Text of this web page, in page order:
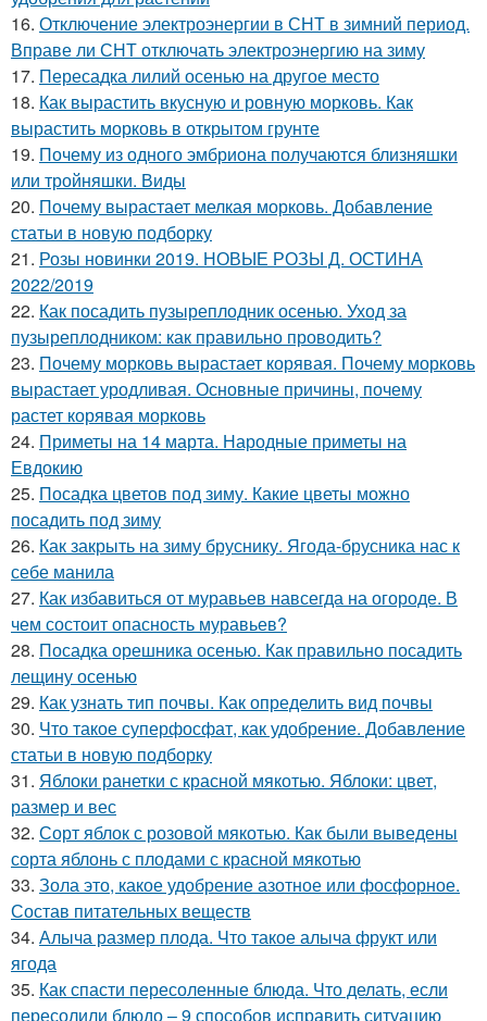
16. Отключение электроэнергии в СНТ в зимний период.
Вправе ли СНТ отключать электроэнергию на зиму
17. Пересадка лилий осенью на другое место
18. Как вырастить вкусную и ровную морковь. Как
вырастить морковь в открытом грунте
19. Почему из одного эмбриона получаются близняшки
или тройняшки. Виды
20. Почему вырастает мелкая морковь. Добавление
статьи в новую подборку
21. Розы новинки 2019. НОВЫЕ РОЗЫ Д. ОСТИНА
2022/2019
22. Как посадить пузыреплодник осенью. Уход за
пузыреплодником: как правильно проводить?
23. Почему морковь вырастает корявая. Почему морковь
вырастает уродливая. Основные причины, почему
растет корявая морковь
24. Приметы на 14 марта. Народные приметы на
Евдокию
25. Посадка цветов под зиму. Какие цветы можно
посадить под зиму
26. Как закрыть на зиму бруснику. Ягода-брусника нас к
себе манила
27. Как избавиться от муравьев навсегда на огороде. В
чем состоит опасность муравьев?
28. Посадка орешника осенью. Как правильно посадить
лещину осенью
29. Как узнать тип почвы. Как определить вид почвы
30. Что такое суперфосфат, как удобрение. Добавление
статьи в новую подборку
31. Яблоки ранетки с красной мякотью. Яблоки: цвет,
размер и вес
32. Сорт яблок с розовой мякотью. Как были выведены
сорта яблонь с плодами с красной мякотью
33. Зола это, какое удобрение азотное или фосфорное.
Состав питательных веществ
34. Алыча размер плода. Что такое алыча фрукт или
ягода
35. Как спасти пересоленные блюда. Что делать, если
пересолили блюдо – 9 способов исправить ситуацию